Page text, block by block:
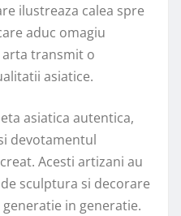
ilustreaza calea spre
aduc omagiu
transmit o
asiatice.
asiatica autentica,
devotamentul
Acesti artizani au
sculptura si decorare
in generatie.